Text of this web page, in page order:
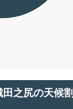
之尻の天候割